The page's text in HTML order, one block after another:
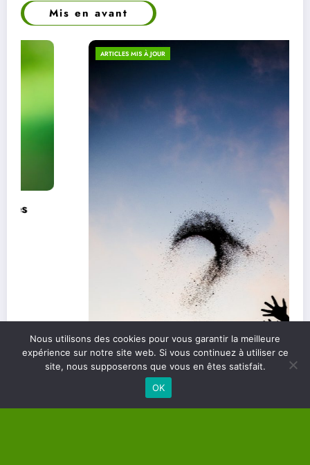
Mis en avant
ARTICLES MIS À JOUR
Nous utilisons des cookies pour vous garantir la meilleure
expérience sur notre site web. Si vous continuez à utiliser ce
site, nous supposerons que vous en êtes satisfait.
OK